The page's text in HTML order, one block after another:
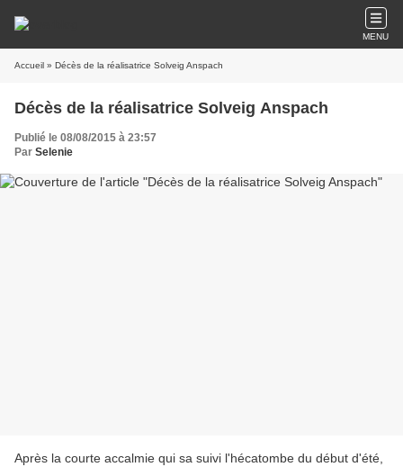
MENU
Accueil » Décès de la réalisatrice Solveig Anspach
Décès de la réalisatrice Solveig Anspach
Publié le 08/08/2015 à 23:57
Par Selenie
Après la courte accalmie qui sa suivi l'hécatombe du début d'été,